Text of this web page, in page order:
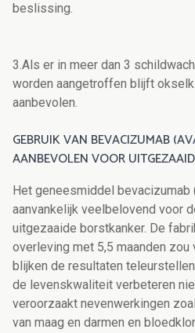
beslissing.
3.Als er in meer dan 3
worden aangetroffen blijft
aanbevolen.
GEBRUIK VAN BEVACIZUMAB
AANBEVOLEN VOOR
Het geneesmiddel
aanvankelijk veelbelovend voor
uitgezaaide borstkanker. De
overleving met 5,5 maanden zou
blijken de resultaten
de levenskwaliteit verbeteren
veroorzaakt nevenwerkingen
van maag en darmen en